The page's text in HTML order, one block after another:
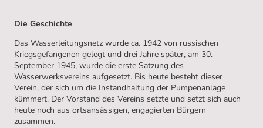
Die Geschichte
Das Wasserleitungsnetz wurde ca. 1942 von russischen
Kriegsgefangenen gelegt und drei Jahre später, am 30.
September 1945, wurde die erste Satzung des
Wasserwerksvereins aufgesetzt. Bis heute besteht dieser
Verein, der sich um die Instandhaltung der Pumpenanlage
kümmert. Der Vorstand des Vereins setzte und setzt sich auch
heute noch aus ortsansässigen, engagierten Bürgern
zusammen.